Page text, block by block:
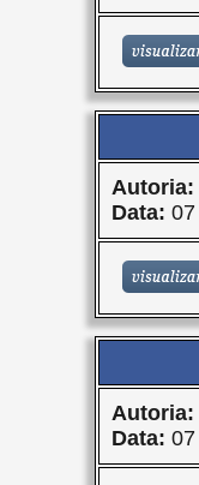
Autoria:
Data:
Autoria:
Data: